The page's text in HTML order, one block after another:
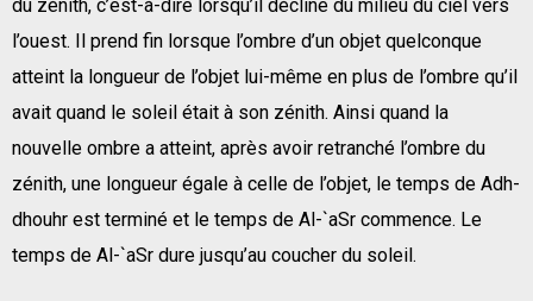
du zénith, c’est-à-dire lorsqu’il décline du milieu du ciel vers
l’ouest. Il prend fin lorsque l’ombre d’un objet quelconque
atteint la longueur de l’objet lui-même en plus de l’ombre qu’il
avait quand le soleil était à son zénith. Ainsi quand la
nouvelle ombre a atteint, après avoir retranché l’ombre du
zénith, une longueur égale à celle de l’objet, le temps de Adh-
dhouhr est terminé et le temps de Al-`aSr commence. Le
temps de Al-`aSr dure jusqu’au coucher du soleil.